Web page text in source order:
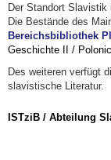
Der Standort Slavistik
Die Bestände des
Bereichsbibliothek
Geschichte II /
Des weiteren verfügt
slavistische Literatur.
ISTziB / Abteilung